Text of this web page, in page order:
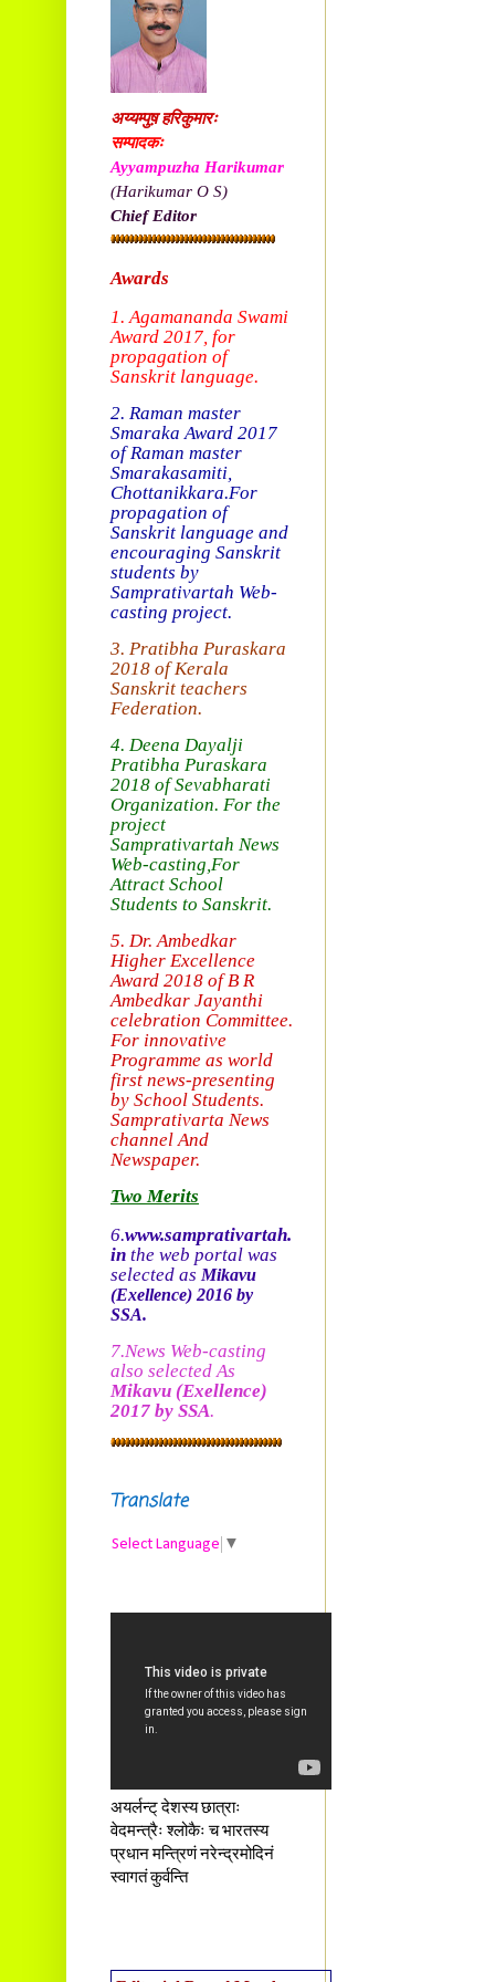
अय्यम्पुष़ हरिकुमारः
सम्पादकः
Ayyampuzha Harikumar
(Harikumar O S)
Chief Editor
Awards
1. Agamananda Swami
Award 2017, for
propagation of
Sanskrit language.
2. Raman master
Smaraka Award 2017
of Raman master
Smarakasamiti,
Chottanikkara.For
propagation of
Sanskrit language and
encouraging Sanskrit
students by
Samprativartah Web-
casting project.
3. Pratibha Puraskara
2018 ofKerala
Sanskrit teachers
Federation.
4. Deena Dayalji
Pratibha Puraskara
2018 of Sevabharati
Organization. For the
project
Samprativartah News
Web-casting,For
Attract School
Students to Sanskrit.
5. Dr. Ambedkar
Higher Excellence
Award 2018 of B R
Ambedkar Jayanthi
celebration Committee.
For innovative
Programme as world
first news-presenting
by School Students.
Samprativarta News
channel And
Newspaper.
Two Merits
6.www.samprativartah.
in the web portal was
selected asMikavu
(Exellence)2016 by
SSA.
7.News Web-casting
also selected As
Mikavu (Exellence)
2017 by SSA.
Translate
Select Language ▼
अयर्लन्ट् देशस्य छात्राः
वेदमन्त्रैः श्लोकैः च भारतस्य
प्रधान मन्त्रिणं नरेन्द्रमोदिनं
स्वागतं कुर्वन्ति